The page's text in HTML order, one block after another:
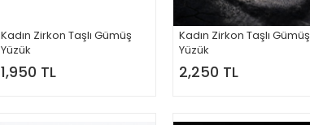
Kadın Zirkon Taşlı Gümüş
Yüzük
1,950 TL
Kadın Zirkon Taşlı Gümüş
Yüzük
2,250 TL